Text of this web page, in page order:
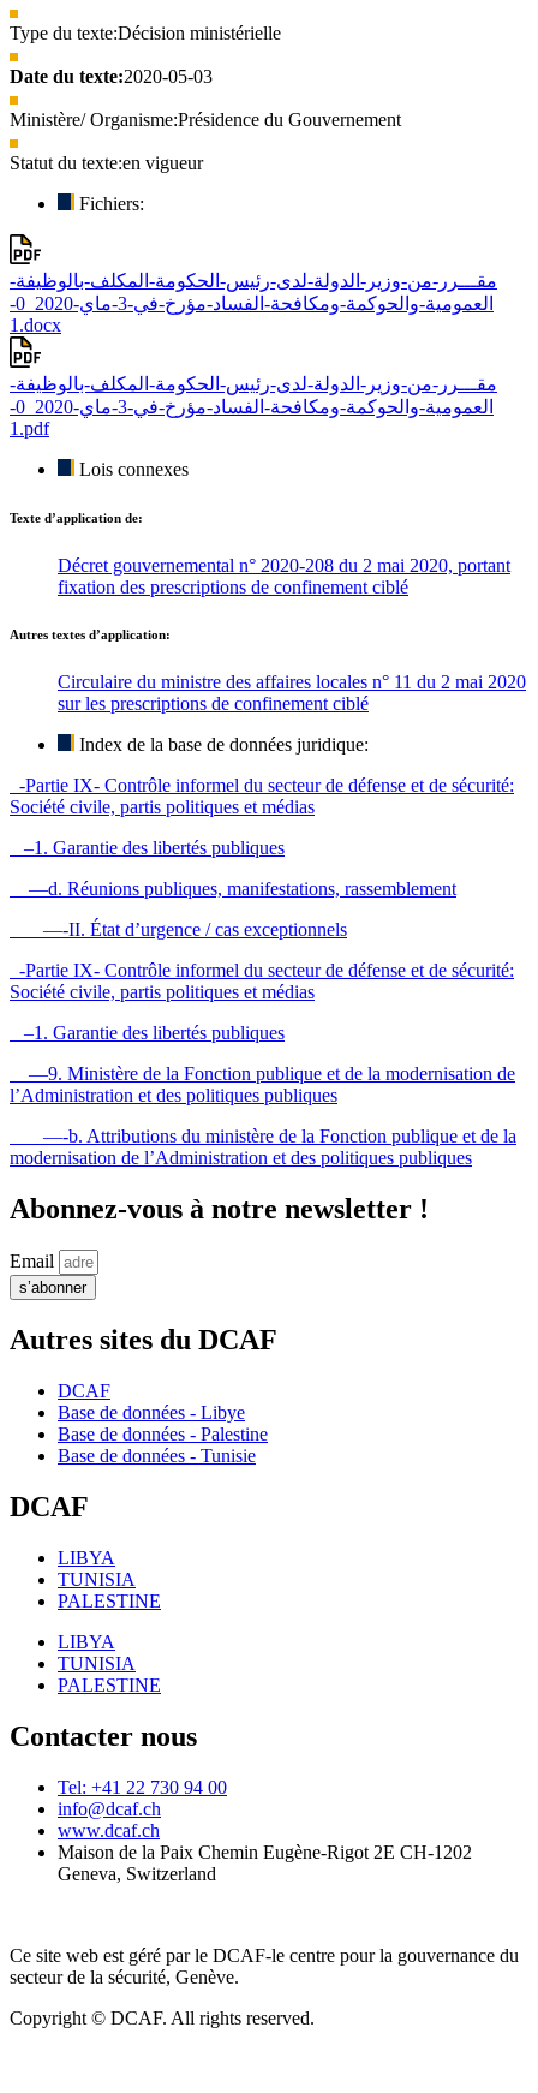
Type du texte:Décision ministérielle
Date du texte:2020-05-03
Ministère/ Organisme:Présidence du Gouvernement
Statut du texte:en vigueur
Fichiers:
مقـــرر-من-وزير-الدولة-لدى-رئيس-الحكومة-المكلف-بالوظيفة-
العمومية-والحوكمة-ومكافحة-الفساد-مؤرخ-في-3-ماي-2020_0-
1.docx
مقـــرر-من-وزير-الدولة-لدى-رئيس-الحكومة-المكلف-بالوظيفة-
العمومية-والحوكمة-ومكافحة-الفساد-مؤرخ-في-3-ماي-2020_0-
1.pdf
Lois connexes
Texte d’application de:
Décret gouvernemental n° 2020-208 du 2 mai 2020, portant
fixation des prescriptions de confinement ciblé
Autres textes d’application:
Circulaire du ministre des affaires locales n° 11 du 2 mai 2020
sur les prescriptions de confinement ciblé
Index de la base de données juridique:
-Partie IX- Contrôle informel du secteur de défense et de sécurité:
Société civile, partis politiques et médias
–1. Garantie des libertés publiques
—d. Réunions publiques, manifestations, rassemblement
—-II. État d’urgence / cas exceptionnels
-Partie IX- Contrôle informel du secteur de défense et de sécurité:
Société civile, partis politiques et médias
–1. Garantie des libertés publiques
—9. Ministère de la Fonction publique et de la modernisation de
l’Administration et des politiques publiques
—-b. Attributions du ministère de la Fonction publique et de la
modernisation de l’Administration et des politiques publiques
Abonnez-vous à notre newsletter !
Email
s’abonner
Autres sites du DCAF
DCAF
Base de données - Libye
Base de données - Palestine
Base de données - Tunisie
DCAF
LIBYA
TUNISIA
PALESTINE
LIBYA
TUNISIA
PALESTINE
Contacter nous
Tel: +41 22 730 94 00
info@dcaf.ch
www.dcaf.ch
Maison de la Paix Chemin Eugène-Rigot 2E CH-1202
Geneva, Switzerland
Ce site web est géré par le DCAF-le centre pour la gouvernance du
secteur de la sécurité, Genève.
Copyright © DCAF. All rights reserved.